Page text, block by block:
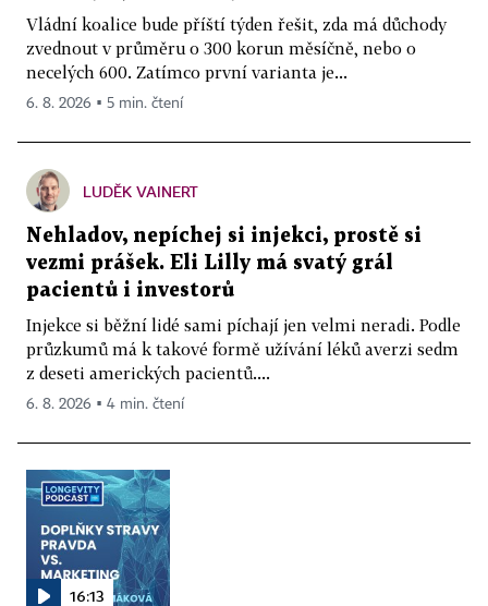
Vládní koalice bude příští týden řešit, zda má důchody
zvednout v průměru o 300 korun měsíčně, nebo o
necelých 600. Zatímco první varianta je...
6. 8. 2026 ▪ 5 min. čtení
LUDĚK VAINERT
Nehladov, nepíchej si injekci, prostě si
vezmi prášek. Eli Lilly má svatý grál
pacientů i investorů
Injekce si běžní lidé sami píchají jen velmi neradi. Podle
průzkumů má k takové formě užívání léků averzi sedm
z deseti amerických pacientů....
6. 8. 2026 ▪ 4 min. čtení
16:13